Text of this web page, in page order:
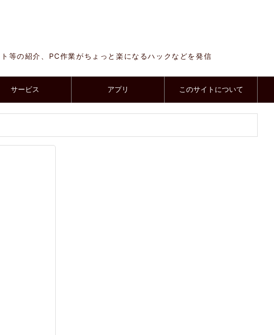
等の紹介、PC作業がちょっと楽になるハックなどを発信
サービス アプリ このサイトについて